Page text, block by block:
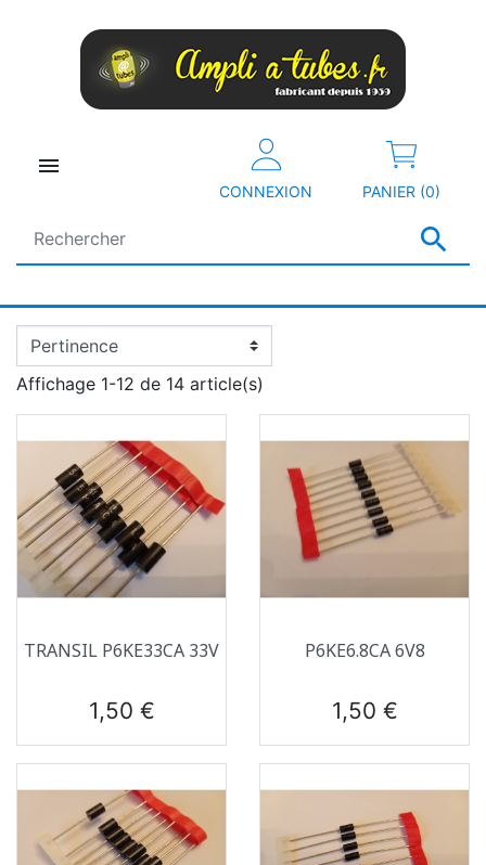


CONNEXION PANIER (0)
Affichage 1-12 de 14 article(s)
TRANSIL P6KE33CA 33V
Prix
1,50 €
P6KE6.8CA 6V8
Prix
1,50 €